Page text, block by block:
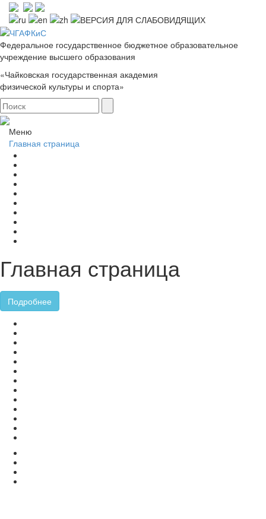
Федеральное государственное бюджетное образовательное
учреждение высшего образования
«Чайковская государственная академия
физической культуры и спорта»
Меню
Главная страница
Главная страница
Подробнее